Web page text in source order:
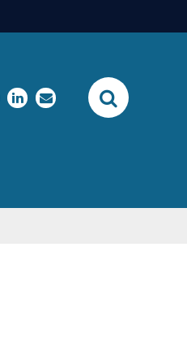
linkedinrichieste SEARCH